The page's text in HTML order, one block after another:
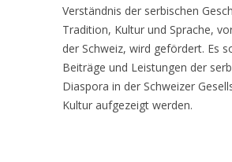
Verständnis der serbischen
Tradition, Kultur und Sprache,
der Schweiz, wird gefördert. Es
Beiträge und Leistungen der
Diaspora in der Schweizer
Kultur aufgezeigt werden.